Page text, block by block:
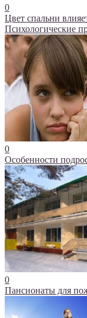
0
Цвет спальни
Психологические
0
Особенности
0
Пансионаты для